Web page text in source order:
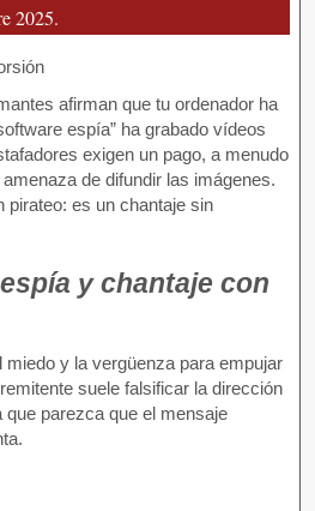
2025.
afirman que tu ordenador ha
espía” ha grabado vídeos
exigen un pago, a menudo
de difundir las imágenes.
pirateo: es un chantaje sin
y chantaje con
y la vergüenza para empujar
suele falsificar la dirección
parezca que el mensaje